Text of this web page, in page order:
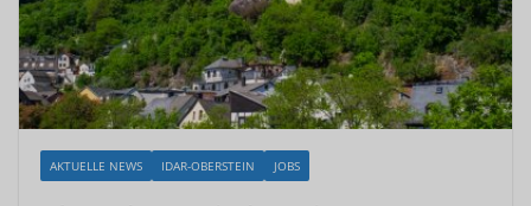
AKTUELLE NEWS IDAR-OBERSTEIN JOBS